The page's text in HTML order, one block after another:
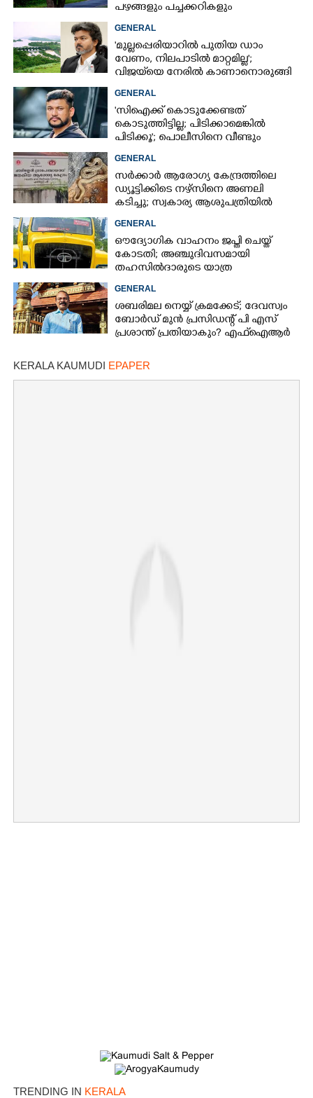
പഴങ്ങളും പച്ചക്കറികളും
GENERAL
'മുല്ലപ്പെരിയാറിൽ പുതിയ ഡാം
വേണം, നിലപാടിൽ മാറ്റമില്ല';
വിജയ്‌യെ നേരിൽ കാണാനൊരുങ്ങി
GENERAL
'സിഐക്ക് കൊടുക്കേണ്ടത്
കൊടുത്തിട്ടില്ല; പിടിക്കാമെങ്കിൽ
പിടിക്കൂ'; പൊലീസിനെ വീണ്ടും
GENERAL
സർക്കാർ ആരോഗ്യ കേന്ദ്രത്തിലെ
ഡ്യൂട്ടിക്കിടെ നഴ്സിനെ അണലി
കടിച്ചു; സ്വകാര്യ ആശുപത്രിയിൽ
GENERAL
ഔദ്യോഗിക വാഹനം ജപ്തി ചെയ്ത്
കോടതി; അഞ്ചുദിവസമായി
തഹസിൽദാരുടെ യാത്ര
GENERAL
ശബരിമല നെയ്യ് ക്രമക്കേട്; ദേവസ്വം
ബോർഡ് മുൻ പ്രസിഡന്റ് പി എസ്
പ്രശാന്ത് പ്രതിയാകും? എഫ്ഐആർ
KERALA KAUMUDI EPAPER
TRENDING IN KERALAShare this link